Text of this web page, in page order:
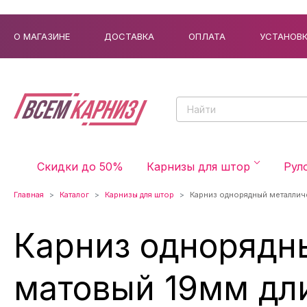
О МАГАЗИНЕ ДОСТАВКА ОПЛАТА
Скидки до 50% Карнизы для штор
Главная Каталог Карнизы для штор Карниз однорядный
Карниз
матовый 19мм